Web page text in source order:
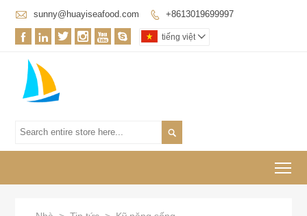
 sunny@huayiseafood.com  +8613019699997
      tiếng việt 
